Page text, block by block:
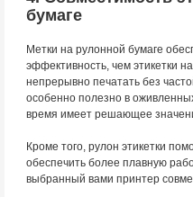
бумаге
Метки на рулонной бумаге
эффективность, чем этикетки
непрерывно печатать без
особенно полезно в
время имеет решающее
Кроме того, рулон этикетки
обеспечить более плавную
выбранный вами принтер